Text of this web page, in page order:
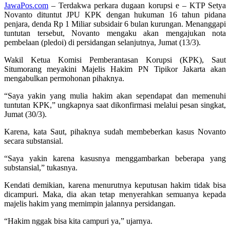
JawaPos.com – Terdakwa perkara dugaan korupsi e – KTP Setya
Novanto dituntut JPU KPK dengan hukuman 16 tahun pidana
penjara, denda Rp 1 Miliar subsidair 6 bulan kurungan. Menanggapi
tuntutan tersebut, Novanto mengaku akan mengajukan nota
pembelaan (pledoi) di persidangan selanjutnya, Jumat (13/3).
Wakil Ketua Komisi Pemberantasan Korupsi (KPK), Saut
Situmorang meyakini Majelis Hakim PN Tipikor Jakarta akan
mengabulkan permohonan pihaknya.
“Saya yakin yang mulia hakim akan sependapat dan memenuhi
tuntutan KPK,” ungkapnya saat dikonfirmasi melalui pesan singkat,
Jumat (30/3).
Karena, kata Saut, pihaknya sudah membeberkan kasus Novanto
secara substansial.
“Saya yakin karena kasusnya menggambarkan beberapa yang
substansial,” tukasnya.
Kendati demikian, karena menurutnya keputusan hakim tidak bisa
dicampuri. Maka, dia akan tetap menyerahkan semuanya kepada
majelis hakim yang memimpin jalannya persidangan.
“Hakim nggak bisa kita campuri ya,” ujarnya.